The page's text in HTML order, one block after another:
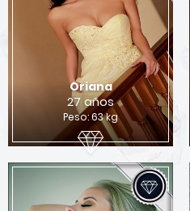
Oriana
27 años
Peso: 63 kg